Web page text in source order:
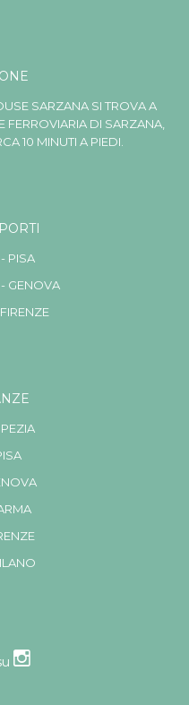
SARZANA SI TROVA A
FERROVIARIA DI SARZANA,
10 MINUTI A PIEDI.
PISA
GENOVA